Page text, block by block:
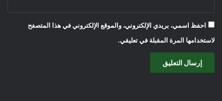
احفظ اسمي، بريدي الإلكتروني، والموقع الإلكتروني في هذا المتصفح
لاستخدامها المرة المقبلة في تعليقي.